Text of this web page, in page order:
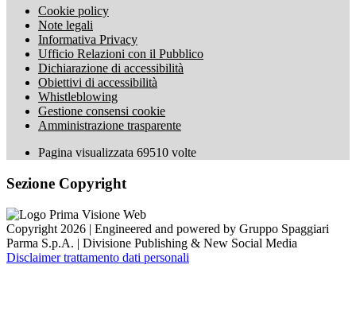
Cookie policy
Note legali
Informativa Privacy
Ufficio Relazioni con il Pubblico
Dichiarazione di accessibilità
Obiettivi di accessibilità
Whistleblowing
Gestione consensi cookie
Amministrazione trasparente
Pagina visualizzata 69510 volte
Sezione Copyright
Copyright 2026 | Engineered and powered by Gruppo Spaggiari
Parma S.p.A. | Divisione Publishing & New Social Media
Disclaimer trattamento dati personali